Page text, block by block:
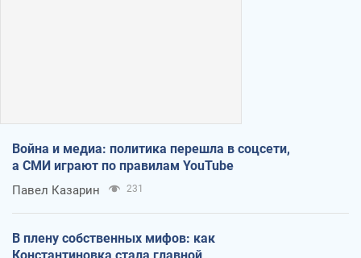
Война и медиа: политика перешла в соцсети,
а СМИ играют по правилам YouTube
Павел Казарин 231
В плену собственных мифов: как
Константиновка стала главной